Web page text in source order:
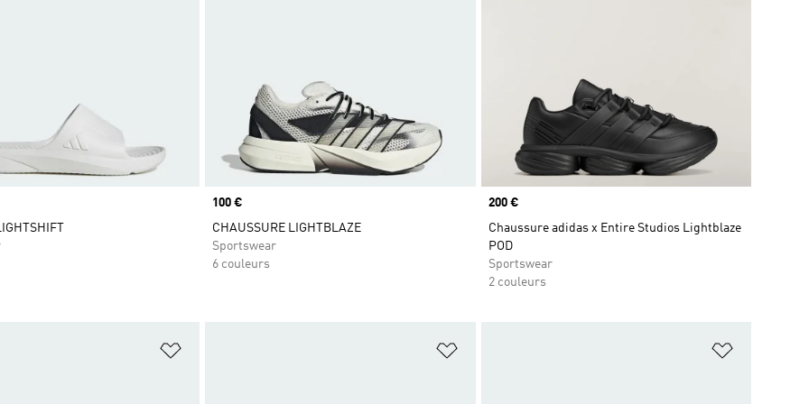
Prix
100 €
CHAUSSURE LIGHTBLAZE
Sportswear
6 couleurs
Prix
200 €
Chaussure adidas x Entire Studios Lightblaze
POD
Sportswear
2 couleurs